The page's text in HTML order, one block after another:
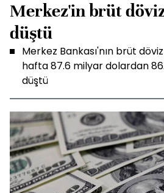
Merkez'in brüt
düştü
Merkez Bankası'nın brüt
hafta 87.6 milyar dolardan
düştü